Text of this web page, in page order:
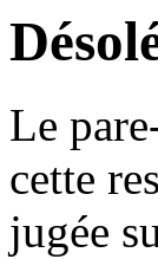
Le
cette
jugée